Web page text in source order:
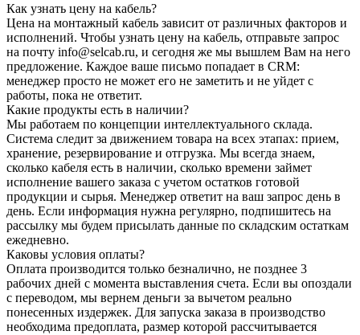
Как узнать цену на кабель?
Цена на монтажный кабель зависит от различных факторов и
исполнений. Чтобы узнать цену на кабель, отправьте запрос
на почту info@selcab.ru, и сегодня же мы вышлем Вам на него
предложение. Каждое ваше письмо попадает в CRM:
менеджер просто не может его не заметить и не уйдет с
работы, пока не ответит.
Какие продукты есть в наличии?
Мы работаем по концепции интеллектуального склада.
Система следит за движением товара на всех этапах: прием,
хранение, резервирование и отгрузка. Мы всегда знаем,
сколько кабеля есть в наличии, сколько времени займет
исполнение вашего заказа с учетом остатков готовой
продукции и сырья. Менеджер ответит на ваш запрос день в
день. Если информация нужна регулярно, подпишитесь на
рассылку мы будем присылать данные по складским остаткам
ежедневно.
Каковы условия оплаты?
Оплата производится только безналично, не позднее 3
рабочих дней с момента выставления счета. Если вы опоздали
с переводом, мы вернем деньги за вычетом реально
понесенных издержек. Для запуска заказа в производство
необходима предоплата, размер которой рассчитывается